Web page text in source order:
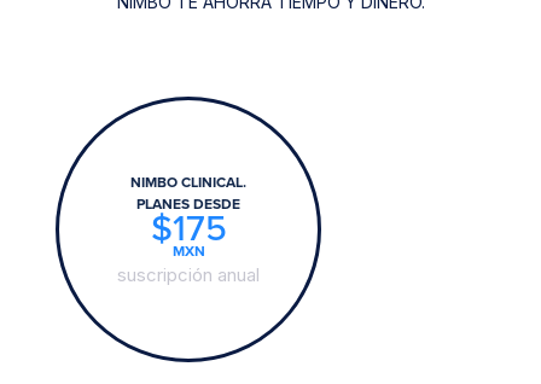
suscripción anual
MXN
$175
NIMBO CLINICAL.
PLANES DESDE